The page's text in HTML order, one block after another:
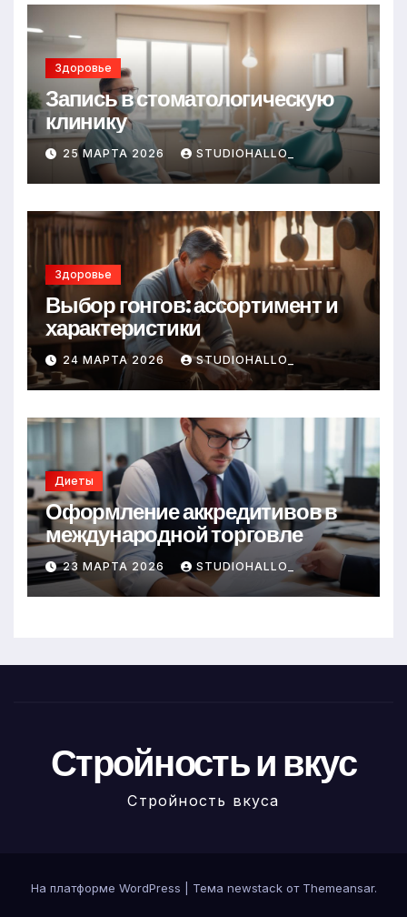
Здоровье
Запись в стоматологическую
клинику
25 МАРТА 2026 STUDIOHALLO_
Здоровье
Выбор гонгов: ассортимент и
характеристики
24 МАРТА 2026 STUDIOHALLO_
Диеты
Оформление аккредитивов в
международной торговле
23 МАРТА 2026 STUDIOHALLO_
Стройность и вкус
Стройность вкуса
На платформе WordPress Тема newstack от Themeansar.